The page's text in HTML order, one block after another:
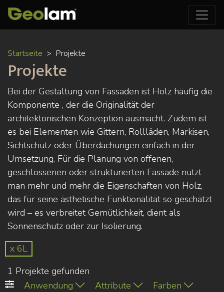
Startseite Projekte
Projekte
Bei der Gestaltung von Fassaden ist Holz häufig die
Komponente , der die Originalität der
architektonischen Konzeption ausmacht. Zudem ist
es bei Elementen wie Gittern, Rollläden, Markisen,
Sichtschutz oder Überdachungen einfach in der
Umsetzung. Für die Planung von offenen,
geschlossenen oder strukturierten Fassade nutzt
man mehr und mehr die Eigenschaften von Holz,
das für seine ästhetische Funktionalität so geschätzt
wird – es verbreitet Gemütlichkeit, dient als
Sonnenschutz oder zur Isolierung.
x 6L
1 Projekte gefunden
Anwendung
Attribute
Farben